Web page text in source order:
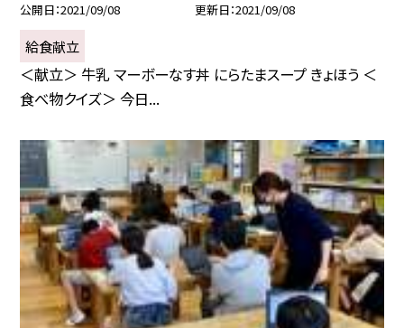
公開日 2021/09/08 更新日 2021/09/08
給食献立
＜献立＞ 牛乳 マーボーなす丼 にらたまスープ きょほう ＜
食べ物クイズ＞ 今日...